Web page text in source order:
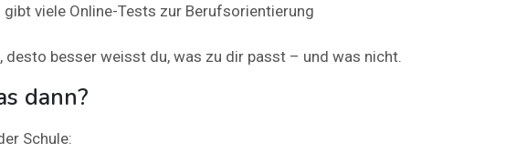
viele Online-Tests zur Berufsorientierung
desto besser weisst du, was zu dir passt – und was nicht.
dann?
Schule: